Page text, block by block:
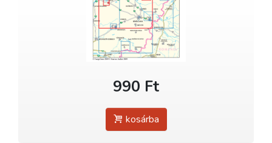
990 Ft
kosárba